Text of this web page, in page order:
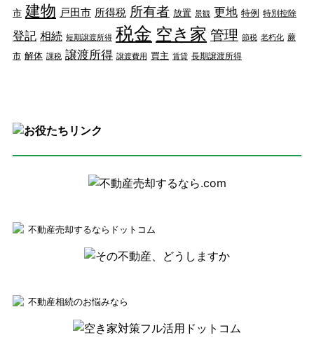
市 建物 戸田市 所得税 所有者 放置 景観 更地 特例 特別控除
登記 相続 短期譲渡所得 税金 空き家 管理 節税 老朽化 蕨
市 解体 課税 譲渡所得 譲渡費用 買主 賃貸 長期譲渡所得
不動産売却するならドットコム
不動産相続のお悩みなら